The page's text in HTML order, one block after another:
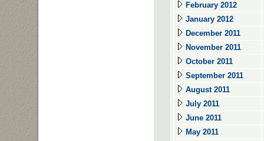
February 2012
January 2012
December 2011
November 2011
October 2011
September 2011
August 2011
July 2011
June 2011
May 2011